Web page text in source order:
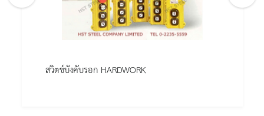
สวิตช์บังคับรอก HARDWORK